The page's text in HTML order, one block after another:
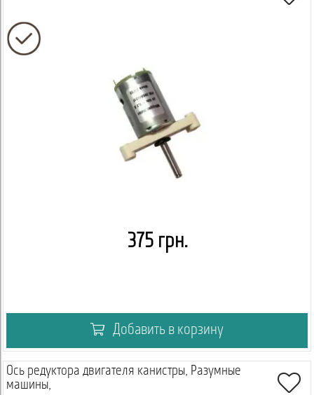
375 грн.
Добавить в корзину
Ось редуктора двигателя канистры, Разумные
машины,